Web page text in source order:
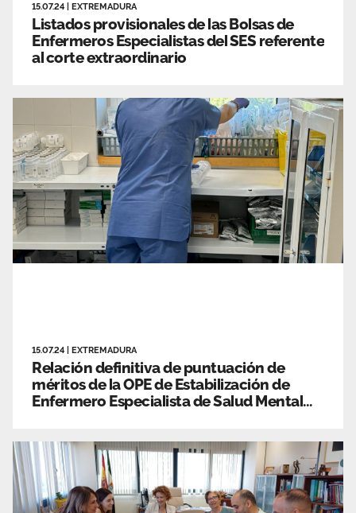
15.07.24 EXTREMADURA
Listados provisionales de las Bolsas de
Enfermeros Especialistas del SES referente
al corte extraordinario
15.07.24 EXTREMADURA
Relación definitiva de puntuación de
méritos de la OPE de Estabilización de
Enfermero Especialista de Salud Mental